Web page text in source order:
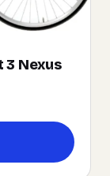
3 Nexus